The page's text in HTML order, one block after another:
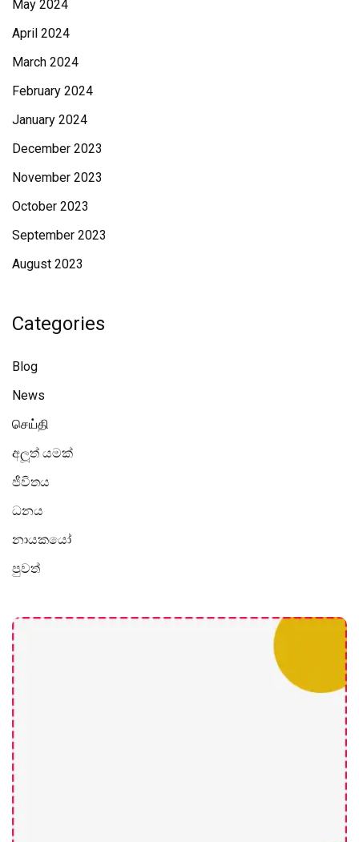
May 2024
April 2024
March 2024
February 2024
January 2024
December 2023
November 2023
October 2023
September 2023
August 2023
Categories
Blog
News
செய்தி
අලූත් යමක්
ජීවිතය
ධනය
නායකයෝ
පුවත්